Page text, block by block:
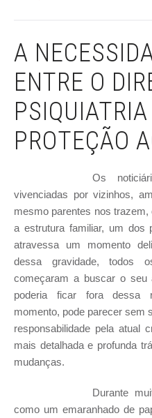
A
ENTRE O
PROTEÇÃO
Os
vivenciadas por vizinhos,
mesmo parentes nos
a estrutura familiar, um dos
atravessa um momento
dessa gravidade, todos
começaram a buscar o seu
poderia ficar fora dessa
momento, pode parecer sem
responsabilidade pela atual
mais detalhada e profunda
mudanças.
Durante
como um emaranhado de